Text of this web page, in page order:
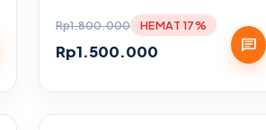
Rp1.800.000
Rp1.500.000
HEMAT 17%
chat